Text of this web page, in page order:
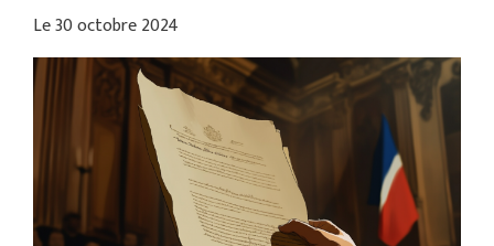
Le30 octobre 2024